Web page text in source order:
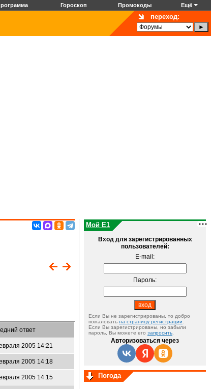
Гороскоп Промокоды Ещё
переход:
ответ
2005 14:21
2005 14:18
2005 14:15
Мой E1
Вход для зарегистрированных
пользователей:
E-mail:
Пароль:
Если Вы не зарегистрированы, то добро
пожаловать на страницу регистрации
Если Вы зарегистрированы, но забыли
пароль, Вы можете его запросить
Авторизоваться через
Погода